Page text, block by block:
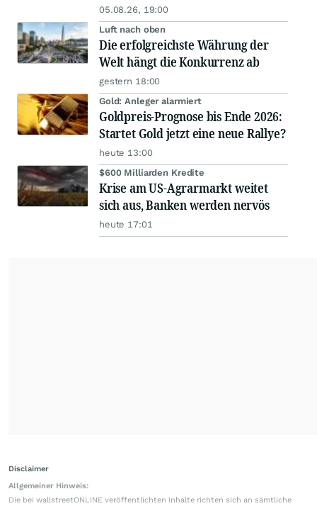
05.08.26, 19:00
Luft nach oben
Die erfolgreichste Währung der
Welt hängt die Konkurrenz ab
gestern 18:00
Gold: Anleger alarmiert
Goldpreis-Prognose bis Ende 2026:
Startet Gold jetzt eine neue Rallye?
heute 13:00
$600 Milliarden Kredite
Krise am US-Agrarmarkt weitet
sich aus, Banken werden nervös
heute 17:01
Disclaimer
Allgemeiner Hinweis:
Die bei wallstreetONLINE veröffentlichten Inhalte richten sich an sämtliche